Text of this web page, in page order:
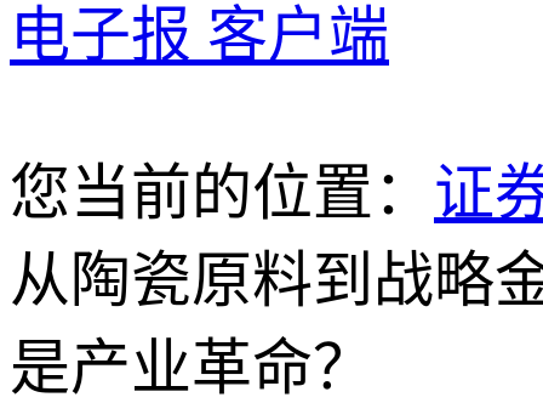
电子报 客户端
您当前的位置： 证
从陶瓷原料到战略
是产业革命？